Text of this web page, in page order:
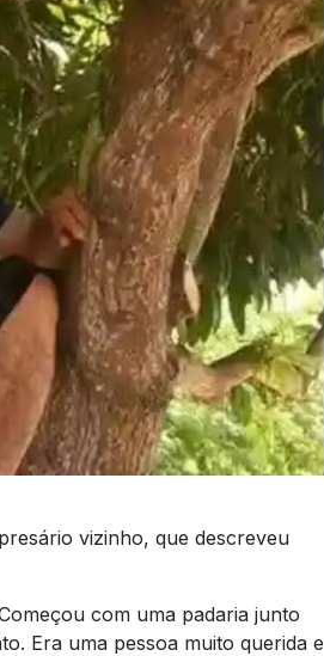
vizinho, que descreveu
com uma padaria junto
Era uma pessoa muito querida e